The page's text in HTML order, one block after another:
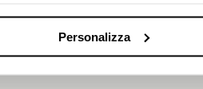
Personalizza